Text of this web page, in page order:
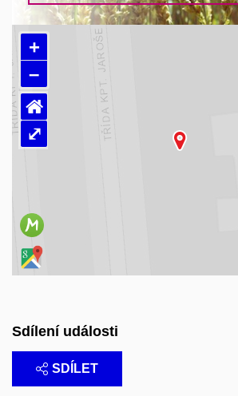
+
–
⌂
⤢
Sdílení události
SDÍLET